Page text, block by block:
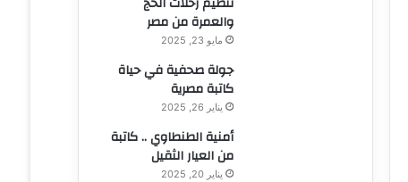
والعمرة من مصر
مايو 23, 2025
جولة صحفية في حياة
كاتبة مصرية
يناير 26, 2025
أمنية الطنطاوي .. كاتبة
من العيار الثقيل
يناير 20, 2025